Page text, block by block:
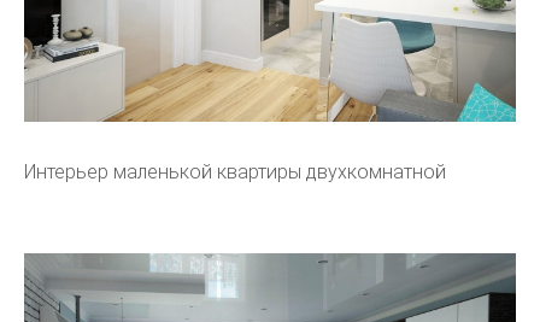
Интерьер маленькой квартиры двухкомнатной